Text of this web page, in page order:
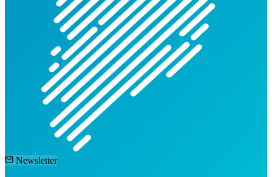
Newsletter